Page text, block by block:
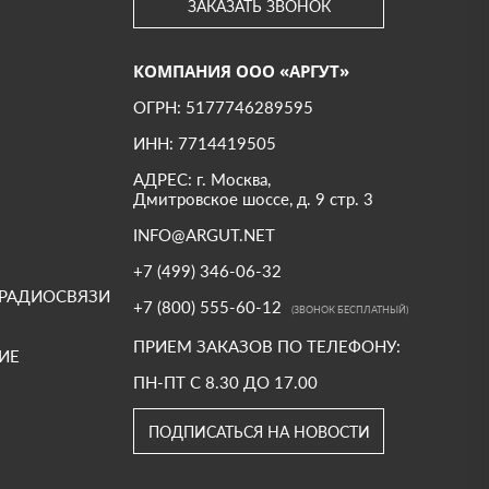
ЗАКАЗАТЬ ЗВОНОК
КОМПАНИЯ ООО «АРГУТ»
ОГРН: 5177746289595
ИНН: 7714419505
АДРЕС: г. Москва,
Дмитровское шоссе, д. 9 стр. 3
INFO@ARGUT.NET
+7 (499) 346-06-32
+7 (800) 555-60-12
(ЗВОНОК БЕСПЛАТНЫЙ)
ПРИЕМ ЗАКАЗОВ ПО ТЕЛЕФОНУ:
ПН-ПТ С 8.30 ДО 17.00
ПОДПИСАТЬСЯ НА НОВОСТИ